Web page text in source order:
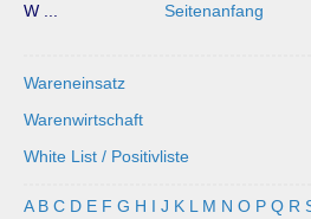
W ... Seitenanfang
Wareneinsatz
Warenwirtschaft
White List / Positivliste
A B C D E F G H I J K L M N O P Q R